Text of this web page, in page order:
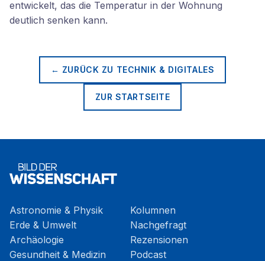
entwickelt, das die Temperatur in der Wohnung
deutlich senken kann.
← ZURÜCK ZU TECHNIK & DIGITALES
ZUR STARTSEITE
Astronomie & Physik
Erde & Umwelt
Archäologie
Gesundheit & Medizin
Kolumnen
Nachgefragt
Rezensionen
Podcast